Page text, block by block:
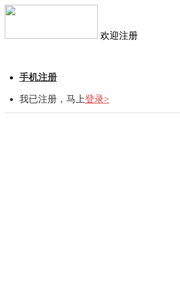
欢迎注册
手机注册
我已注册，马上登录>